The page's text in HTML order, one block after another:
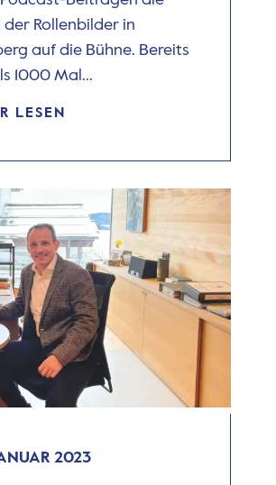
Rollenbilder in
auf die Bühne. Bereits
1000 Mal...
LESEN
2023